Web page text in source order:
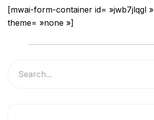
[mwai-form-container id= »jwb7jlqgl »
theme= »none »]